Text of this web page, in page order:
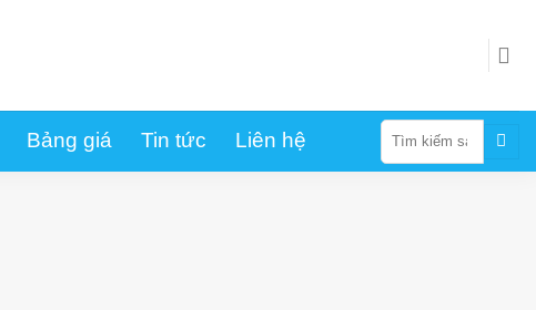
Bảng giá Tin tức Liên hệ
Tìm
kiếm: